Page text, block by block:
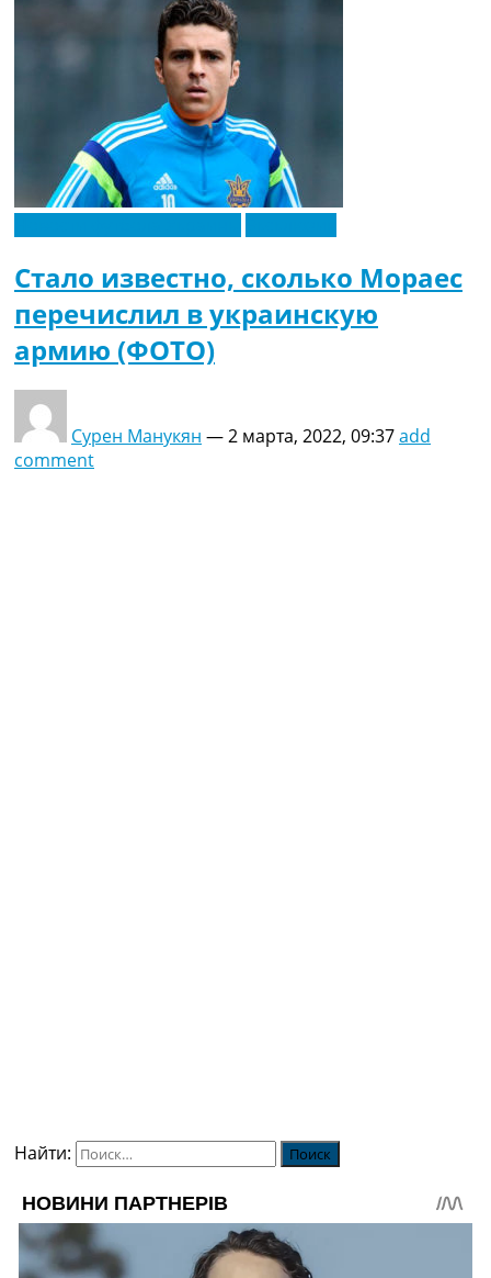
Стало известно, сколько Мораес
перечислил в украинскую
армию (ФОТО)
Сурен Манукян —2 марта, 2022, 09:37add
comment
Найти: